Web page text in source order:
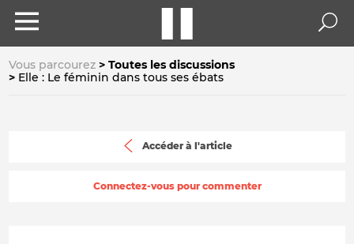
Vous parcourez
Toutes les discussions
Elle : Le féminin dans tous ses ébats
Accéder à l'article
Connectez-vous pour commenter